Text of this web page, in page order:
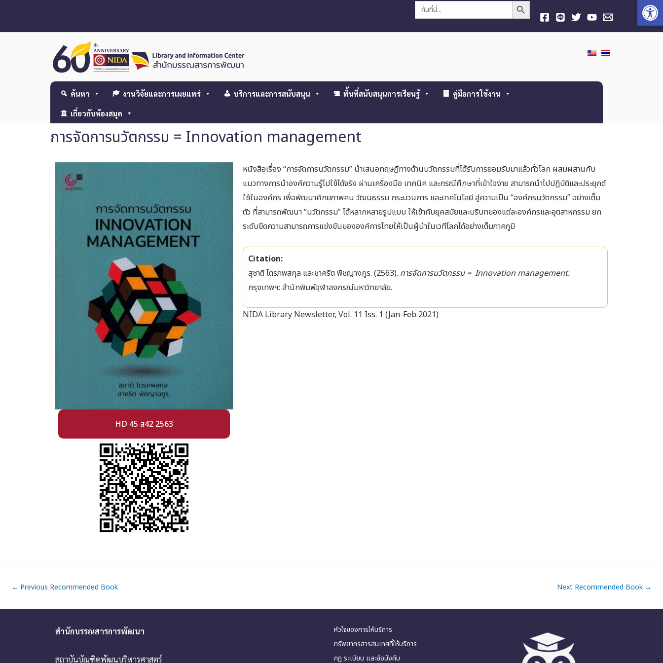
Search
ค้นหา งานวิจัยและการเผยแพร่ บริการและการสนับสนุน พื้นที่สนับสนุนการเรียนรู้ คู่มือการใช้งาน
เกี่ยวกับห้องสมุด
การจัดการนวัตกรรม = Innovation management
HD 45 ส42 2563
หนังสือเรื่อง “การจัดการนวัตกรรม” นำเสนอทฤษฎีทางด้านนวัตกรรมที่ได้รับการยอมรับมาแล้วทั่วโลก ผสมผสานกับ
แนวทางการนำองค์ความรู้ไปใช้ได้จริง ผ่านเครื่องมือ เทคนิค และกรณีศึกษาที่เข้าใจง่าย สามารถนำไปปฏิบัติและประยุกต์
ใช้ในองค์กร เพื่อพัฒนาศักยภาพคน วัฒนธรรม กระบวนการ และเทคโนโลยี สู่ความเป็น “องค์กรนวัตกรรม” อย่างเต็ม
ตัว ที่สามารถพัฒนา “นวัตกรรม” ได้หลากหลายรูปแบบ ให้เข้ากับยุคสมัยและบริบทของแต่ละองค์กรและอุตสาหกรรม ยก
ระดับขีดความสามารถการแข่งขันขององค์การไทยให้เป็นผู้นำในเวทีโลกได้อย่างเต็มภาคภูมิ
Citation:
สุชาติ ไตรภพสกุล และชาคริต พิชญางกูร. (2563). การจัดการนวัตกรรม = Innovation management.
กรุงเทพฯ: สำนักพิมพ์จุฬาลงกรณ์มหาวิทยาลัย.
NIDA Library Newsletter, Vol. 11 Iss. 1 (Jan-Feb 2021)
← Previous Recommended Book Next Recommended Book →
สำนักบรรณสารการพัฒนา
สถาบันบัณฑิตพัฒนบริหารศาสตร์
หัวใจของการให้บริการ
ทรัพยากรสารสนเทศที่ให้บริการ
กฎ ระเบียบ และข้อบังคับ